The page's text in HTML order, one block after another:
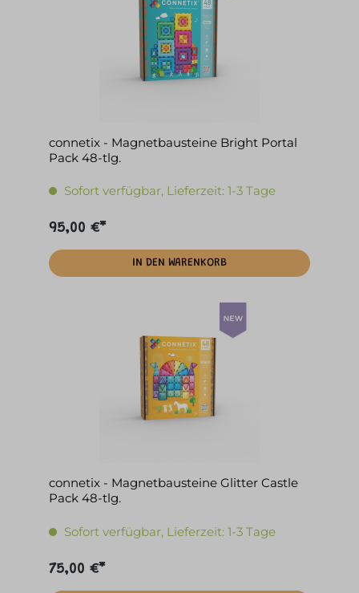
connetix - Magnetbausteine Bright Portal
Pack 48-tlg.
Sofort verfügbar, Lieferzeit: 1-3 Tage
95,00 €*
IN DEN WARENKORB
connetix - Magnetbausteine Glitter Castle
Pack 48-tlg.
Sofort verfügbar, Lieferzeit: 1-3 Tage
75,00 €*